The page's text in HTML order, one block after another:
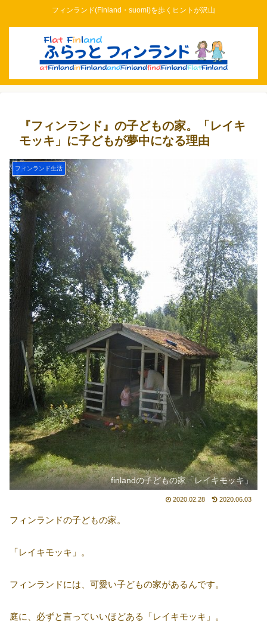
フィンランド(Finland・suomi)を歩くヒントが沢山
『フィンランド』の子どもの家。「レイキ
モッキ」に子どもが夢中になる理由
フィンランド生活
finlandの子どもの家「レイキモッキ」
2020.02.28 2020.06.03
フィンランドの子どもの家。
「レイキモッキ」。
フィンランドには、可愛い子どもの家があるんです。
庭に、必ずと言っていいほどある「レイキモッキ」。